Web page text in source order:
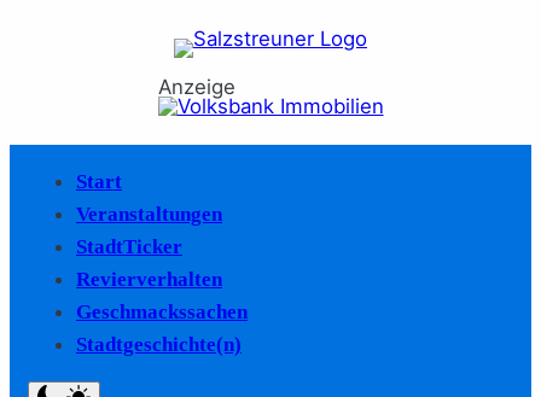
Anzeige
Start
Veranstaltungen
StadtTicker
Revierverhalten
Geschmackssachen
Stadtgeschichte(n)